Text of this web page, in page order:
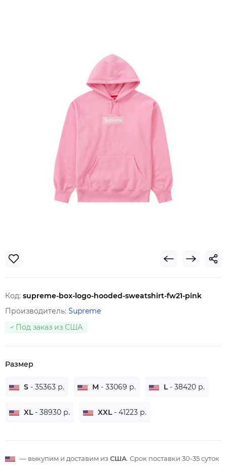
Код: supreme-box-logo-hooded-sweatshirt-fw21-pink
Производитель: Supreme
Под заказ из США
Размер
S - 35363 р. M - 33069 р. L- 38420 р.
XL- 38930 р. XXL- 41223 р.
— выкупим и доставим из США . Срок поставки 30-35 суток